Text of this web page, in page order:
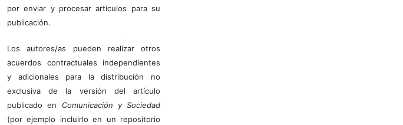
por enviar y procesar artículos para su
publicación.
Los autores/as pueden realizar otros
acuerdos contractuales independientes
y adicionales para la distribución no
exclusiva de la versión del artículo
publicado en Comunicación y Sociedad
(por ejemplo incluirlo en un repositorio